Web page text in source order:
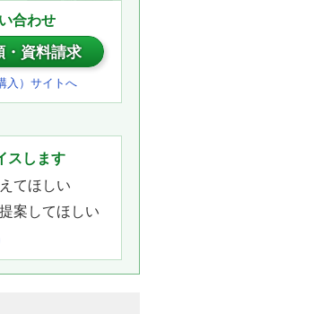
合わせ
・資料請求
入）サイトへ
スします
てほしい
案してほしい